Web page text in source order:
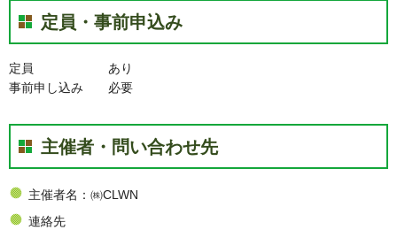
定員・事前申込み
定員 あり
事前申し込み 必要
主催者・問い合わせ先
主催者名：㈱CLWN
連絡先